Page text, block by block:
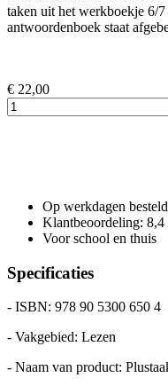
taken uit het werkboekje 6/
antwoordenboek staat
€ 22,00
Op werkdagen
Klantbeoordeling: 8,4
Voor school en thuis
Specificaties
- ISBN: 978 90 5300 650 4
- Vakgebied: Lezen
- Naam van product: